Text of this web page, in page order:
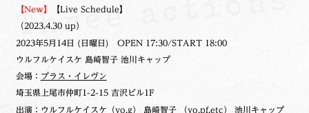
【New】 【Live Schedule】
（2023.4.30 up）
2023年5月14日 (日曜日) OPEN 17:30/START 18:00
ウルフルケイスケ 島崎智子 池川キャップ
会場： プラス・イレヴン
埼玉県上尾市仲町1-2-15 吉沢ビル1F
出演：ウルフルケイスケ（vo,g） 島崎智子 （vo,pf,etc） 池川キャップ